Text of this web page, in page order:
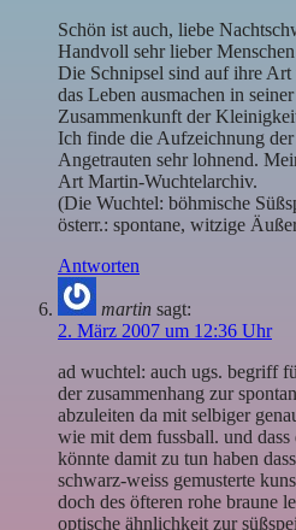
Schön ist auch, liebe
Handvoll sehr lieber
Die Schnipsel sind auf ihre
das Leben ausmachen in
Zusammenkunft der
Ich finde die Aufzeichnung
Angetrauten sehr lohnend.
Art Martin-Wuchtelarchiv.
(Die Wuchtel: böhmische
österr.: spontane, witzige
Antworten
martin sagt:
2. März 2007 um 12:36 Uhr
ad wuchtel: auch ugs. begriff
der zusammenhang zur
abzuleiten da mit selbiger
wie mit dem fussball. und
könnte damit zu tun haben
schwarz-weiss gemusterte
doch des öfteren rohe braune
optische ähnlichkeit zur